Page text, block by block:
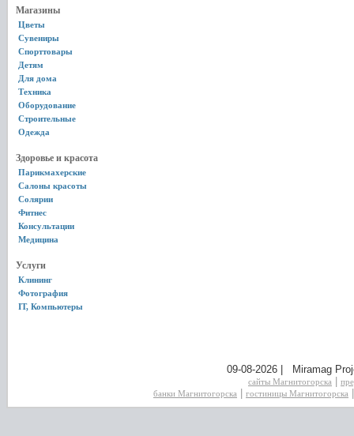
Магазины
Цветы
Сувениры
Спорттовары
Детям
Для дома
Техника
Оборудование
Строительные
Одежда
Здоровье и красота
Парикмахерские
Салоны красоты
Солярии
Фитнес
Консультации
Медицина
Услуги
Клининг
Фотография
IT, Компьютеры
09-08-2026 | Miramag
сайты Магнитогорска
банки Магнитогорска
гостиницы Магнитогорска